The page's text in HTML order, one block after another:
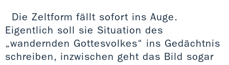
Die Zeltform fällt sofort ins Auge.
Eigentlich soll sie Situation des
„wandernden Gottesvolkes“ ins Gedächtnis
schreiben, inzwischen geht das Bild sogar